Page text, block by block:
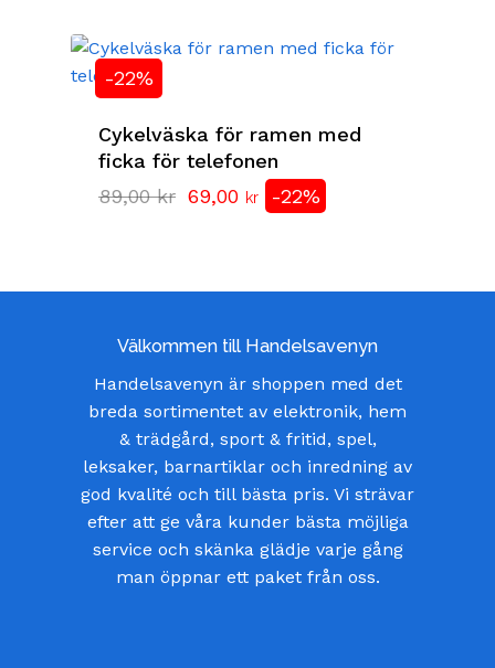
-22%
Cykelväska för ramen med
ficka för telefonen
89,00kr Det
ursprungliga
89,00 kr.
69,00 krDet
nuvarande
69,00 kr.
-22%
Välkommen till Handelsavenyn
Handelsavenyn är shoppen med det
breda sortimentet av elektronik, hem
& trädgård, sport & fritid, spel,
leksaker, barnartiklar och inredning av
god kvalité och till bästa pris. Vi strävar
efter att ge våra kunder bästa möjliga
service och skänka glädje varje gång
man öppnar ett paket från oss.